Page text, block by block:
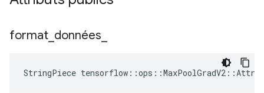
format données
StringPiece